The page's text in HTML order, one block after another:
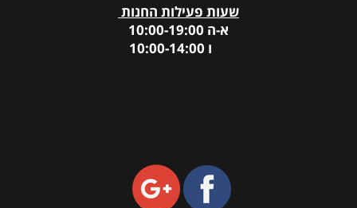
שעות פעילות החנות
א-ה 10:00-19:00
ו 10:00-14:00